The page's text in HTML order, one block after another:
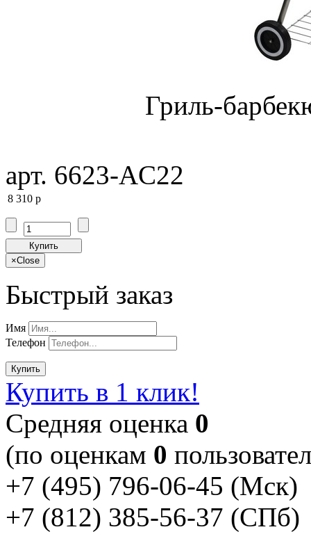
Гриль-
арт. 6623-AC22
8 310 p
Купить
×Close
Быстрый заказ
Имя
Телефон
Купить
Купить в 1 клик!
Cредняя оценка 0
(по оценкам 0
+7 (495) 796-06-45 (Мск)
+7 (812) 385-56-37 (СПб)